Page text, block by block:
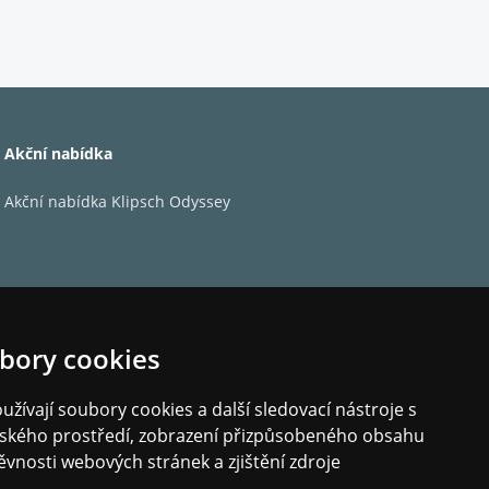
cookies
soubory cookies a další sledovací nástroje s
prostředí, zobrazení přizpůsobeného obsahu
webových stránek a zjištění zdroje
přesné otáčky
SAEC
výstup)
svorkách
s GND linkou)
Akční nabídka
Akční nabídka Klipsch Odyssey